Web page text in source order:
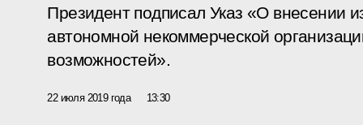
Президент подписал Указ «О внесении
автономной некоммерческой
возможностей».
22 июля 2019 года 13:30